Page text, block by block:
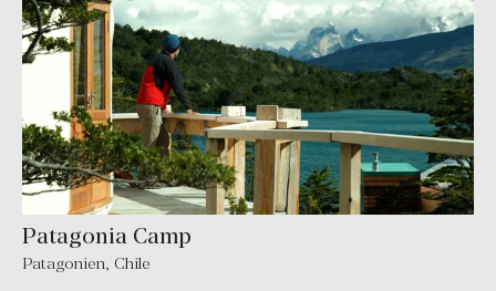
Patagonia Camp
Patagonien, Chile